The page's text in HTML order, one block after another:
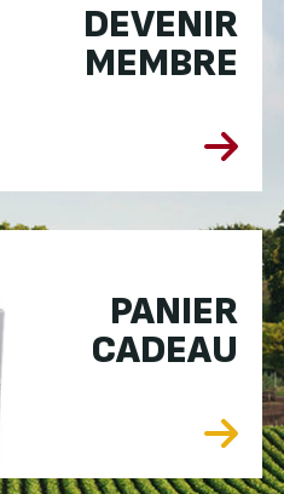
DEVENIR
MEMBRE
PANIER
CADEAU